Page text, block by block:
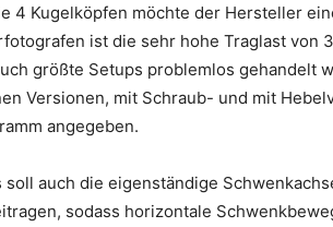
4 Kugelköpfen möchte der Hersteller
ist die sehr hohe Traglast von
größte Setups problemlos gehandelt
Versionen, mit Schraub- und mit
angegeben.
soll auch die eigenständige
sodass horizontale